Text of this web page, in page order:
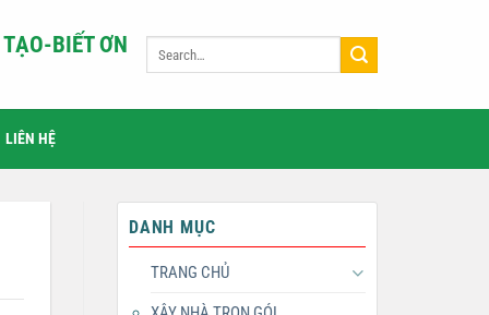
BIẾT ƠN
LIÊN HỆ
DANH MỤC
TRANG CHỦ